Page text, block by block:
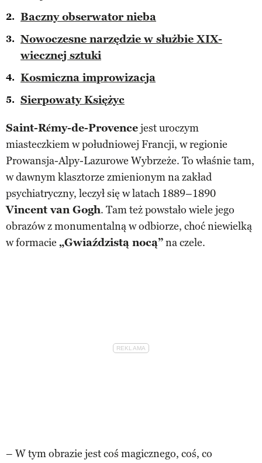
Baczny obserwator nieba
Nowoczesne narzędzie w służbie XIX-
wiecznej sztuki
Kosmiczna improwizacja
Sierpowaty Księżyc
Saint-Rémy-de-Provencejest uroczym
miasteczkiem w południowej Francji, w regionie
Prowansja-Alpy-Lazurowe Wybrzeże. To właśnie tam,
w dawnym klasztorze zmienionym na zakład
psychiatryczny, leczył się w latach 1889–1890
Vincent van Gogh. Tam też powstało wiele jego
obrazów z monumentalną w odbiorze, choć niewielką
w formacie „Gwiaździstą nocą”na czele.
– W tym obrazie jest coś magicznego, coś, co